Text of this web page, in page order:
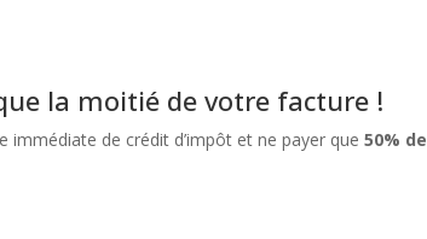
la moitié de votre facture !
immédiate de crédit d’impôt et ne payer que 50% de